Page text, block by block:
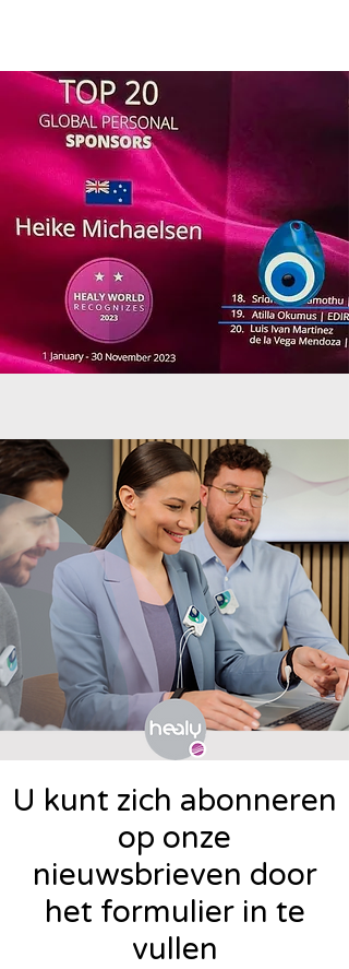
U kunt zich abonneren
op onze
nieuwsbrieven door
het formulier in te
vullen